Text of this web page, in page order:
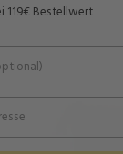
119€ Bestellwert